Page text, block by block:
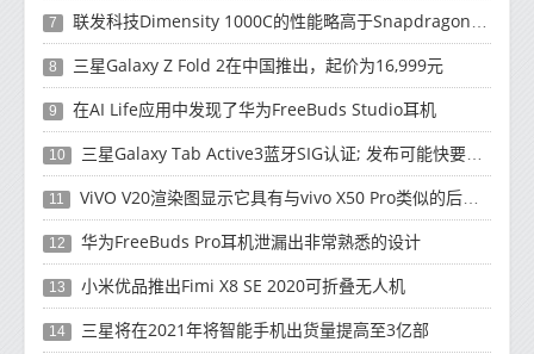
7 联发科技Dimensity 1000C的性能略高于Snapdragon 765G
8 三星Galaxy Z Fold 2在中国推出，起价为16,999元
9 在AI Life应用中发现了华为FreeBuds Studio耳机
10 三星Galaxy Tab Active3蓝牙SIG认证; 发布可能快要结束了
11 ViVO V20渲染图显示它具有与vivo X50 Pro类似的后部设计
12 华为FreeBuds Pro耳机泄漏出非常熟悉的设计
13 小米优品推出Fimi X8 SE 2020可折叠无人机
14 三星将在2021年将智能手机出货量提高至3亿部